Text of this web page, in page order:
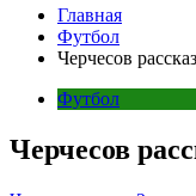
Главная
Футбол
Черчесов
Футбол
Черчесов